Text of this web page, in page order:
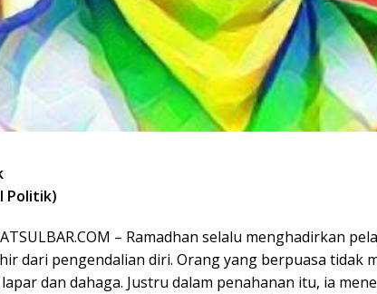
Politik)
– Ramadhan selalu menghadirkan
dari pengendalian diri. Orang yang berpuasa tidak
dan dahaga. Justru dalam penahanan itu, ia